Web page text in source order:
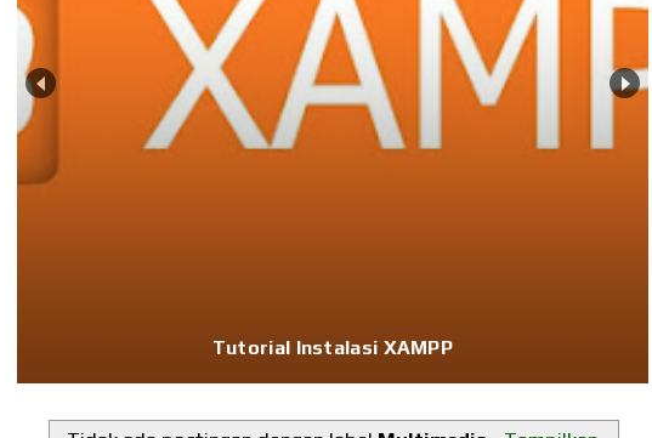
Tutorial Instalasi XAMPP